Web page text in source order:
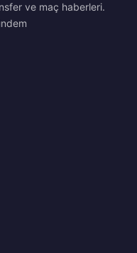
ve maç haberleri.